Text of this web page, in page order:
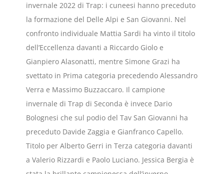
invernale 2022 di Trap: i cuneesi hanno preceduto
la formazione del Delle Alpi e San Giovanni. Nel
confronto individuale Mattia Sardi ha vinto il titolo
dell’Eccellenza davanti a Riccardo Giolo e
Gianpiero Alasonatti, mentre Simone Grazi ha
svettato in Prima categoria precedendo Alessandro
Verra e Massimo Buzzaccaro. Il campione
invernale di Trap di Seconda è invece Dario
Bolognesi che sul podio del Tav San Giovanni ha
preceduto Davide Zaggia e Gianfranco Capello.
Titolo per Alberto Gerri in Terza categoria davanti
a Valerio Rizzardi e Paolo Luciano. Jessica Bergia è